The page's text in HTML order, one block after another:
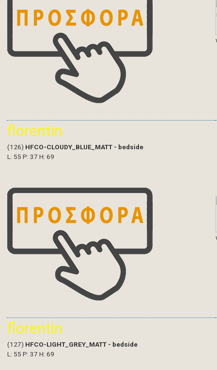
florentin
(126) HFCO-CLOUDY_BLUE_MATT - bedside
L: 55 P: 37 H: 69
florentin
(127) HFCO-LIGHT_GREY_MATT - bedside
L: 55 P: 37 H: 69